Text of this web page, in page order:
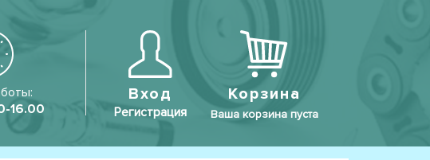
16.00
Вход
Регистрация
Корзина
Ваша корзина пуста